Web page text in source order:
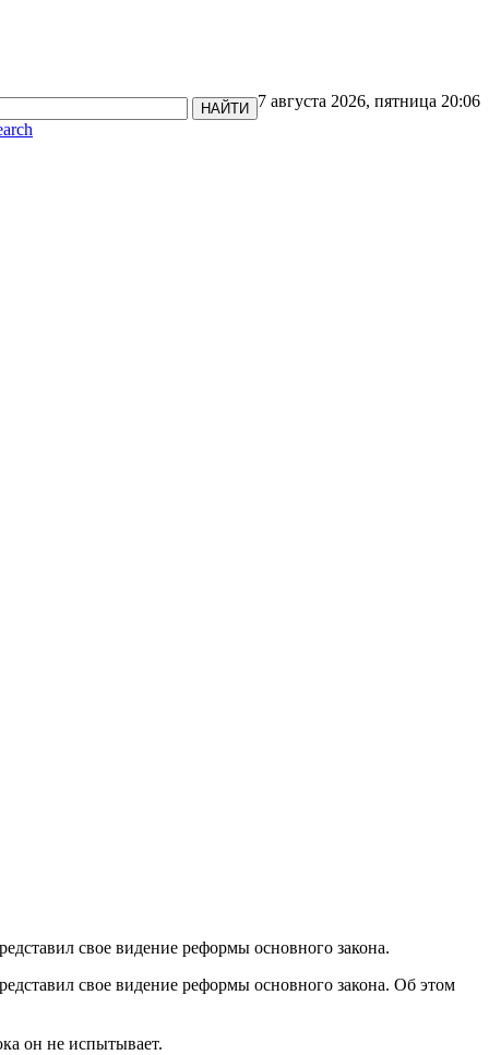
7 августа 2026, пятница 20:06
НАЙТИ
свое видение реформы основного закона.
свое видение реформы основного закона. Об этом
он не испытывает.